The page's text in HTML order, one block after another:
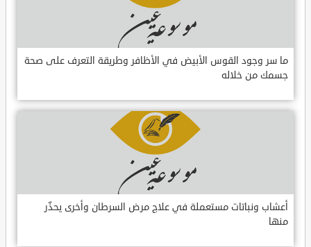
ما سر وجود القوس الأبيض في الأظافر وطريقة التعرف على صحة
جسمك من خلاله
أعشاب ونباتات مستعملة في علاج مرض السرطان وأخرى يحذّر
منها